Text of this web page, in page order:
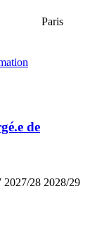
Paris
de
2027/28 2028/29